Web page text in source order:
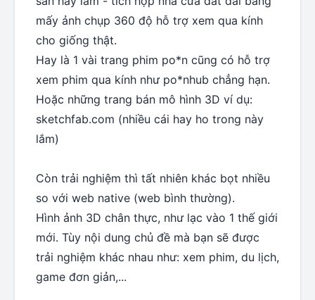
mấy ảnh chụp 360 độ hỗ trợ xem qua kính
cho giống thật.
Hay là 1 vài trang phim po*n cũng có hỗ trợ
xem phim qua kính như po*nhub chẳng hạn.
Hoặc những trang bán mô hình 3D ví dụ:
sketchfab.com (nhiều cái hay ho trong này
lắm)
Còn trải nghiệm thì tất nhiên khác bọt nhiều
so với web native (web bình thường).
Hình ảnh 3D chân thực, như lạc vào 1 thế giới
mới. Tùy nội dung chủ đề mà bạn sẽ được
trải nghiệm khác nhau như: xem phim, du lịch,
game đơn giản,...